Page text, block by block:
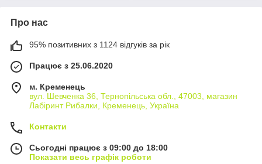
Про нас
95% позитивних з 1124 відгуків за рік
Працює з 25.06.2020
м. Кременець
вул. Шевченка 36, Тернопільська обл., 47003, магазин
Лабіринт Рибалки, Кременець, Україна
Контакти
Сьогодні працює з 09:00 до 18:00
Показати весь графік роботи